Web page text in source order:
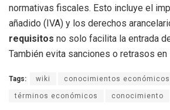
normativas fiscales. Esto incluye el
añadido (IVA) y los derechos
requisitos no solo facilita la entrada
También evita sanciones o retrasos en
Tags: wiki conocimientos económicos
términos económicos conocimiento